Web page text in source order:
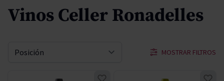
Vinos Celler Ronadelles
MOSTRAR FILTROS
Ordenar por